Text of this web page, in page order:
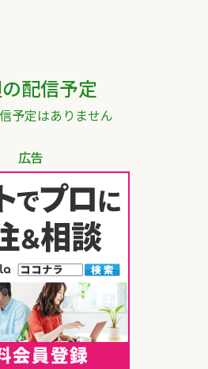
配信予定
予定はありません
広告